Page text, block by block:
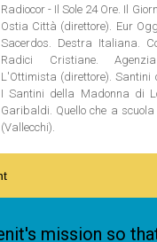
Radiocor - Il Sole 24 Ore. Il
Ostia Città (direttore). Eur
Sacerdos. Destra Italiana.
Radici Cristiane.
L'Ottimista (direttore). Santini
I Santini della Madonna di
Garibaldi. Quello che a
(Vallecchi).